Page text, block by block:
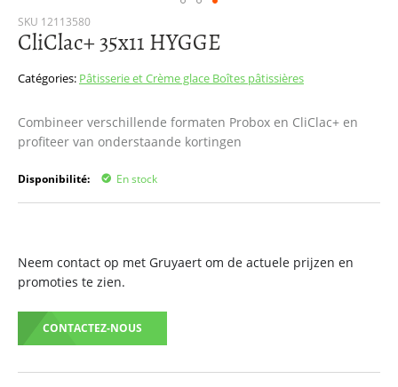
SKU 12113580
CliClac+ 35x11 HYGGE
Catégories: Pâtisserie et Crème glace Boîtes pâtissières
Combineer verschillende formaten Probox en CliClac+ en
profiteer van onderstaande kortingen
Disponibilité: En stock
Neem contact op met Gruyaert om de actuele prijzen en
promoties te zien.
CONTACTEZ-NOUS
Passer
au
de
d’images